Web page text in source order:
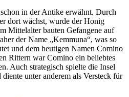
in der Antike erwähnt. Durch
dort wächst, wurde der Honig
Mittelalter bauten Gefangene auf
der Name „Kemmuna“, was so
und dem heutigen Namen Comino
Rittern war Comino ein beliebtes
Auch strategisch spielte die Insel
unter anderem als Versteck für